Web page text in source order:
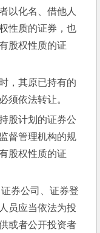
以化名、借他人
性质的证券，也
股权性质的证
其原已持有的
须依法转让。
股计划的证券公
督管理机构的规
股权性质的证
券公司、证券登
员应当依法为投
或者公开投资者